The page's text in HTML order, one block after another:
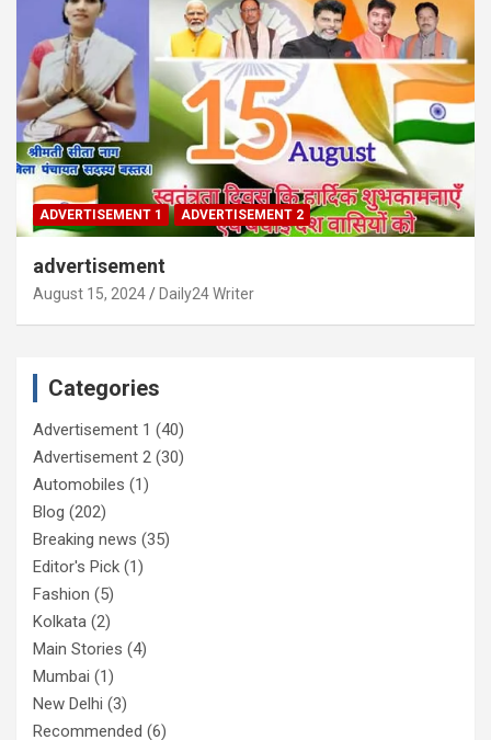
ADVERTISEMENT 1 ADVERTISEMENT 2
advertisement
August 15, 2024 Daily24 Writer
Categories
Advertisement 1 (40)
Advertisement 2 (30)
Automobiles (1)
Blog (202)
Breaking news (35)
Editor's Pick (1)
Fashion (5)
Kolkata (2)
Main Stories (4)
Mumbai (1)
New Delhi (3)
Recommended (6)